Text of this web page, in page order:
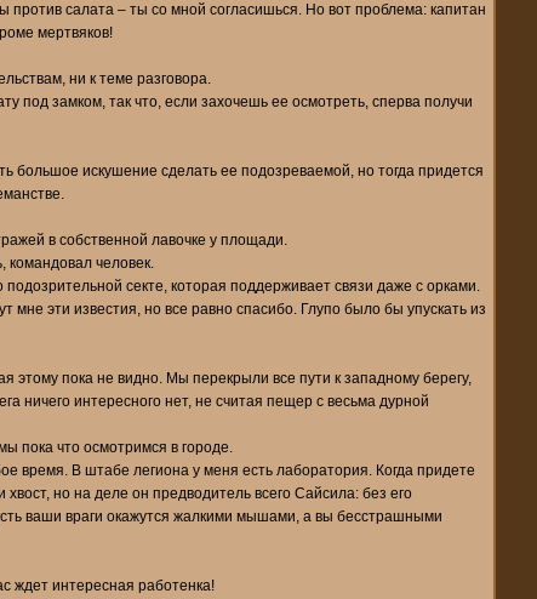
салата – ты со мной согласишься. Но вот проблема: капитан
мертвяков!
ни к теме разговора.
под замком, так что, если захочешь ее осмотреть, сперва получи
большое искушение сделать ее подозреваемой, но тогда придется
в собственной лавочке у площади.
командовал человек.
секте, которая поддерживает связи даже с орками.
мне эти известия, но все равно спасибо. Глупо было бы упускать из
этому пока не видно. Мы перекрыли все пути к западному берегу,
ничего интересного нет, не считая пещер с весьма дурной
пока что осмотримся в городе.
время. В штабе легиона у меня есть лаборатория. Когда придете
но на деле он предводитель всего Сайсила: без его
ваши враги окажутся жалкими мышами, а вы бесстрашными
ждет интересная работенка!